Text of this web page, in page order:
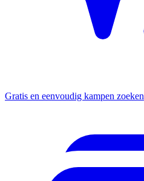
Gratis en eenvoudig kampen zoeken